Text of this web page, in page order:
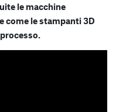
le macchine
come le stampanti 3D